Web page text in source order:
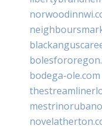
bodega-ole.com